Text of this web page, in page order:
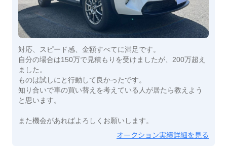
対応、スピード感、金額すべてに満足です。
自分の場合は150万で見積もりを受けましたが、200万超え
ました。
ものは試しにと行動して良かったです。
知り合いで車の買い替えを考えている人が居たら教えよう
と思います。
また機会があればよろしくお願いします。
オークション実績詳細を見る